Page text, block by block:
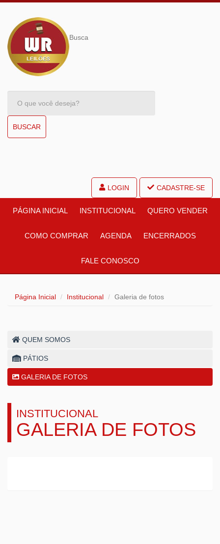
Busca
BUSCAR
LOGIN CADASTRE-SE
PÁGINA INICIAL INSTITUCIONAL QUERO VENDER
COMO COMPRAR AGENDA ENCERRADOS
FALE CONOSCO
Página Inicial Institucional Galeria de fotos
QUEM SOMOS
PÁTIOS
GALERIA DE FOTOS
INSTITUCIONAL
GALERIA DE FOTOS